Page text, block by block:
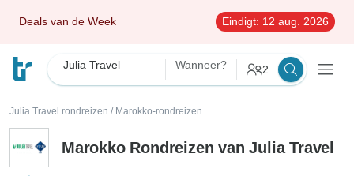
Deals van de Week Eindigt: 12 aug. 2026
Julia Travel Wanneer? 2
Julia Travel rondreizen / Marokko-rondreizen
Marokko Rondreizen van Julia Travel